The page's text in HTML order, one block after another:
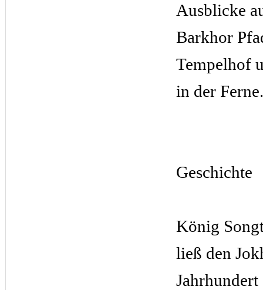
Ausblicke
Barkhor
Tempelhof
in der Ferne.
Geschichte
König
ließ den